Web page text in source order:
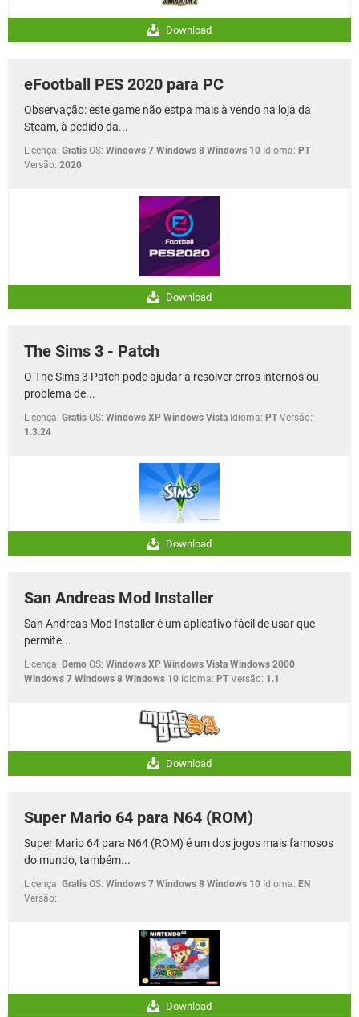
Download
eFootball PES 2020 para PC
Observação: este game não estpa mais à vendo na loja da
Steam, à pedido da...
Licença: Gratis OS: Windows 7 Windows 8 Windows 10 Idioma: PT
Versão: 2020
Download
The Sims 3 - Patch
O The Sims 3 Patch pode ajudar a resolver erros internos ou
problema de...
Licença: Gratis OS: Windows XP Windows Vista Idioma: PT Versão:
1.3.24
Download
San Andreas Mod Installer
San Andreas Mod Installer é um aplicativo fácil de usar que
permite...
Licença: Demo OS: Windows XP Windows Vista Windows 2000
Windows 7 Windows 8 Windows 10 Idioma: PT Versão: 1.1
Download
Super Mario 64 para N64 (ROM)
Super Mario 64 para N64 (ROM) é um dos jogos mais famosos
do mundo, também...
Licença: Gratis OS: Windows 7 Windows 8 Windows 10 Idioma: EN
Versão:
Download